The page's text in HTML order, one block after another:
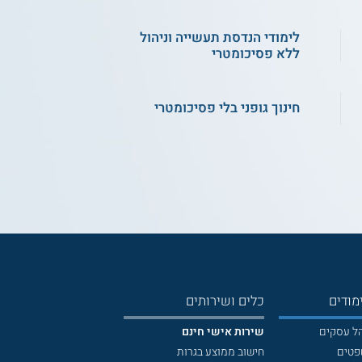
SCE - לימודי הנדסת חשמל
לתואר ראשון
לימודי הנדסת תעשייה וניהול
ללא פסיכומטרי
חינוך גופני בלי פסיכומטרי
עסקים
כלים ושירותים
שירות אישי חינם
חישוב ממוצע בגרות